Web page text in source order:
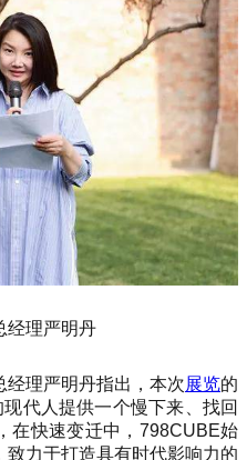
经理严明丹
经理严明丹指出，本次展览的
代人提供一个慢下来、找回
在快速变迁中，798CUBE始
致力于打造具有时代影响力的